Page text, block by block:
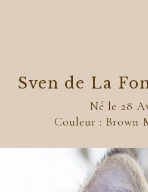
Sven de La
Né le 28
Couleur : Brown